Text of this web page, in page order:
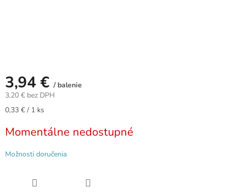
3,94 € / balenie
3,20 € bez DPH
Jednotková
0,33 € / 1 ks
Momentálne nedostupné
Možnosti doručenia